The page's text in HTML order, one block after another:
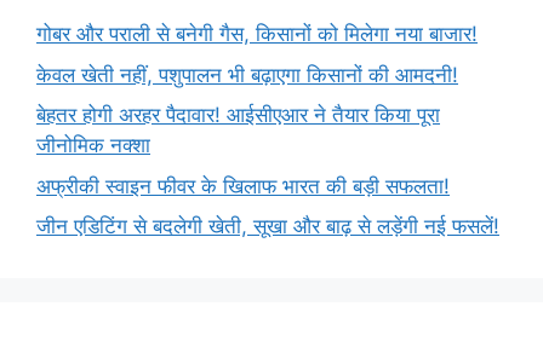
गोबर और पराली से बनेगी गैस, किसानों को मिलेगा नया बाजार!
केवल खेती नहीं, पशुपालन भी बढ़ाएगा किसानों की आमदनी!
बेहतर होगी अरहर पैदावार! आईसीएआर ने तैयार किया पूरा
जीनोमिक नक्शा
अफ्रीकी स्वाइन फीवर के खिलाफ भारत की बड़ी सफलता!
जीन एडिटिंग से बदलेगी खेती, सूखा और बाढ़ से लड़ेंगी नई फसलें!